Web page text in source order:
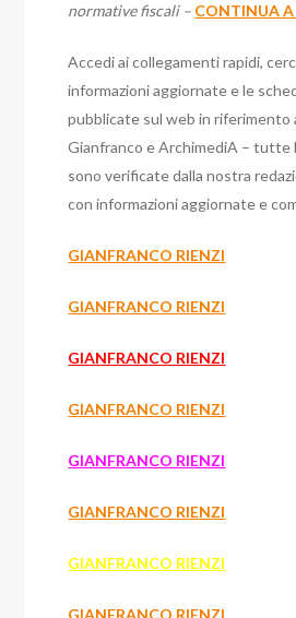
normative fiscali – CONTINUA A
Accedi ai collegamenti rapidi,
informazioni aggiornate e le
pubblicate sul web in riferimento
Gianfranco e ArchimediA – tutte
sono verificate dalla nostra
con informazioni aggiornate e
GIANFRANCO RIENZI
GIANFRANCO RIENZI
GIANFRANCO RIENZI
GIANFRANCO RIENZI
GIANFRANCO RIENZI
GIANFRANCO RIENZI
GIANFRANCO RIENZI
GIANFRANCO RIENZI